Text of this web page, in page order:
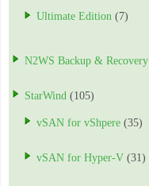
Ultimate Edition (7)
N2WS Backup & Recovery
StarWind (105)
vSAN for vShpere (35)
vSAN for Hyper-V (31)